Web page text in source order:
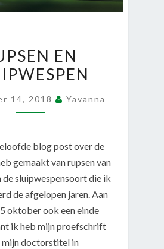
EN
SLUIPWESPEN
EN
14, 2018 Yavanna
blog post over de
gemaakt van rupsen van
sluipwespensoort die ik
de afgelopen jaren. Aan
oktober ook een einde
ik heb mijn proefschrift
mijn doctorstitel in